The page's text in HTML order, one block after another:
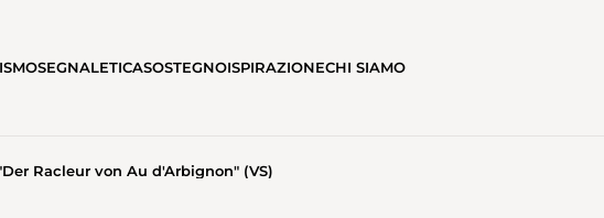
SEGNALETICASOSTEGNOISPIRAZIONECHI SIAMO
Racleur von Au d'Arbignon" (VS)